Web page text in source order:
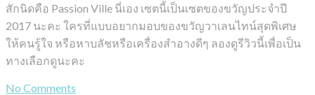
สักนิดคือ Passion Ville นี่เอง เซตนี้เป็นเซตของขวัญประจำปี
2017 นะคะ ใครที่แบบอยากมอบของขวัญวาเลนไทน์สุดพิเศษ
ให้คนรู้ใจ หรือหาบลัชหรือเครื่องสำอางดีๆ ลองดูรีวิวนี้เพื่อเป็น
ทางเลือกดูนะคะ
No Comments